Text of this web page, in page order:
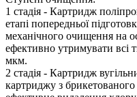
1 стадія - Картридж
етапі попередньої
механічного очищення на
ефективно утримувати всі
мкм.
2 стадія - Картридж
картриджу з брикетованого